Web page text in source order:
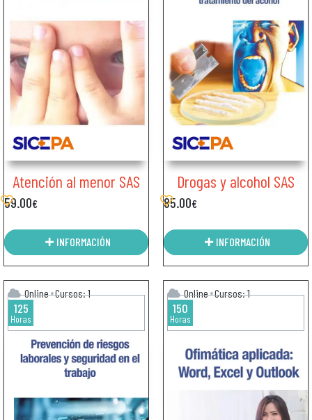
Atención al menor SAS
59.00€
INFORMACIÓN
Drogas y alcohol SAS
85.00€
INFORMACIÓN
Online Cursos: 1
125
Horas
Online Cursos: 1
150
Horas